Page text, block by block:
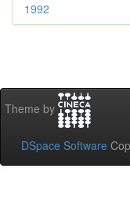
1992
Theme by
DSpace Software